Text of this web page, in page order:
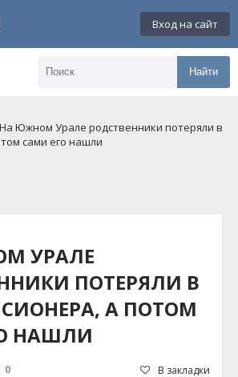
Вход на сайт
Найти
Южном Урале родственники потеряли в
сами его нашли
УРАЛЕ
ПОТЕРЯЛИ В
А ПОТОМ
НАШЛИ
0 В закладки